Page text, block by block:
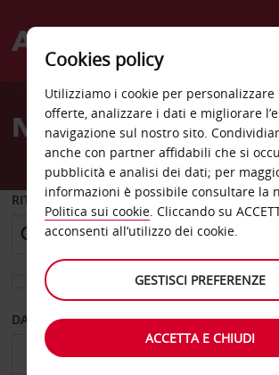
Welcome
AvisNoleggio auto
RITIRO DA
Scegli una località di riconsegna diversa
DAL GIORNO AL GIORNO
Cookies policy
Utilizziamo i cookie per
offerte, analizzare i dati e migliorare
navigazione sul nostro sito.
anche con partner affidabili che si
pubblicità e analisi dei dati; per
informazioni è possibile consultare la
Politica sui cookie. Cliccando su
acconsenti all’utilizzo dei cookie.
GESTISCI PREFERENZE
ACCETTA E CHIUDI